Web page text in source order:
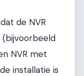
de NVR
NVR met
installatie is